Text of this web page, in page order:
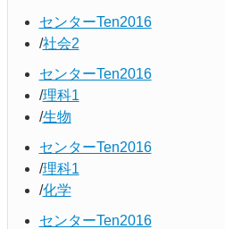
センターTen2016
社会2
センターTen2016
理科1
生物
センターTen2016
理科1
化学
センターTen2016